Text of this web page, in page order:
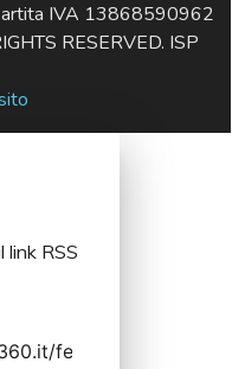
IVA 13868590962
RESERVED. ISP
link RSS